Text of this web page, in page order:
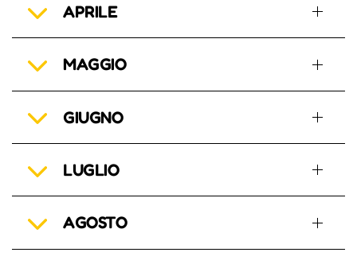
APRILE
MAGGIO
GIUGNO
LUGLIO
AGOSTO